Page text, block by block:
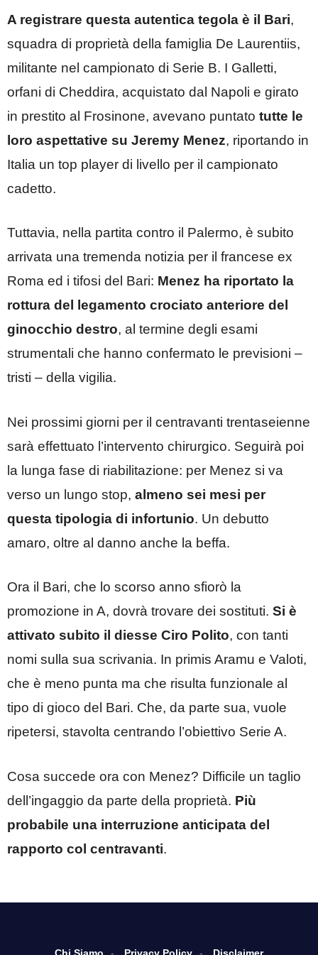
A registrare questa autentica tegola è il Bari,
squadra di proprietà della famiglia De Laurentiis,
militante nel campionato di Serie B. I Galletti,
orfani di Cheddira, acquistato dal Napoli e girato
in prestito al Frosinone, avevano puntato tutte le
loro aspettative su Jeremy Menez, riportando in
Italia un top player di livello per il campionato
cadetto.
Tuttavia, nella partita contro il Palermo, è subito
arrivata una tremenda notizia per il francese ex
Roma ed i tifosi del Bari: Menez ha riportato la
rottura del legamento crociato anteriore del
ginocchio destro, al termine degli esami
strumentali che hanno confermato le previsioni –
tristi – della vigilia.
Nei prossimi giorni per il centravanti trentaseienne
sarà effettuato l’intervento chirurgico. Seguirà poi
la lunga fase di riabilitazione: per Menez si va
verso un lungo stop, almeno sei mesi per
questa tipologia di infortunio. Un debutto
amaro, oltre al danno anche la beffa.
Ora il Bari, che lo scorso anno sfiorò la
promozione in A, dovrà trovare dei sostituti. Si è
attivato subito il diesse Ciro Polito, con tanti
nomi sulla sua scrivania. In primis Aramu e Valoti,
che è meno punta ma che risulta funzionale al
tipo di gioco del Bari. Che, da parte sua, vuole
ripetersi, stavolta centrando l’obiettivo Serie A.
Cosa succede ora con Menez? Difficile un taglio
dell’ingaggio da parte della proprietà. Più
probabile una interruzione anticipata del
rapporto col centravanti.